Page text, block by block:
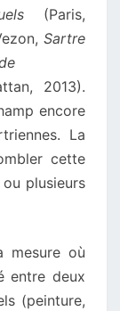
(Paris,
Sartre
2013).
encore
La
cette
plusieurs
mesure où
entre deux
(peinture,